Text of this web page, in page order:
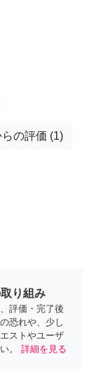
の評価 (1)
り組み
評価・完了後
恐れや、少し
ストやユーザ
。
詳細を見る